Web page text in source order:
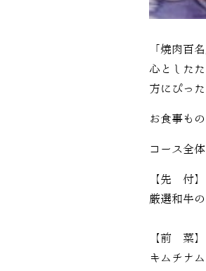
「焼肉百
心とした
方にぴった
お食事も
コース全
【先 付】
厳選和牛
【前 菜】
キムチナ